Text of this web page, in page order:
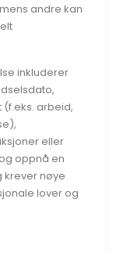
andre kan
inkluderer
arbeid,
eller
oppnå en
krever nøye
lover og